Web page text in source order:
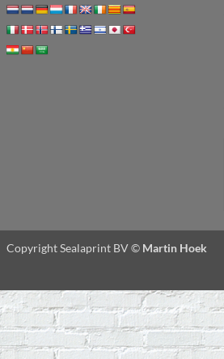
Copyright Sealaprint BV © Martin Hoek